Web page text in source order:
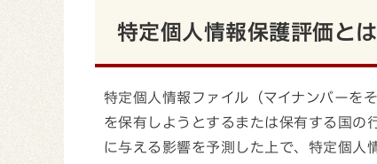
特定個人情報保護評価とは
特定個人情報ファイル（マイナンバーを
を保有しようとするまたは保有する国の
に与える影響を予測した上で、特定個人